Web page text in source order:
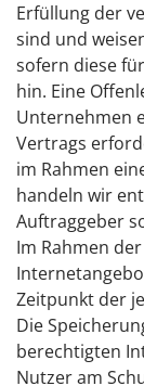
Erfüllung der
sind und
sofern diese
hin. Eine
Unternehmen
Vertrags
im Rahmen
handeln wir
Auftraggeber
Im Rahmen
Zeitpunkt der
Die
berechtigten
Nutzer am